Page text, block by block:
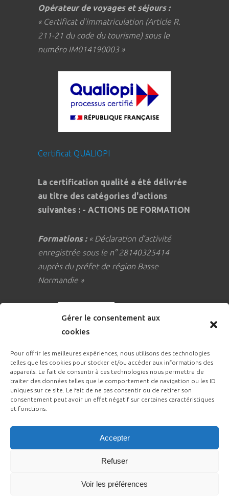
Gérer le consentement aux
cookies
Pour offrir les meilleures expériences, nous utilisons des technologies
telles que les cookies pour stocker et/ou accéder aux informations des
appareils. Le fait de consentir à ces technologies nous permettra de
traiter des données telles que le comportement de navigation ou les ID
uniques sur ce site. Le fait de ne pas consentir ou de retirer son
consentement peut avoir un effet négatif sur certaines caractéristiques
et fonctions.
Accepter
Refuser
Voir les préférences
Opérateur de voyages et séjours :
« Certificat d'immatriculation (Article R.
211-21 du code du tourisme) sous le
numéro IM014190003 »
Certificat QUALIOPI
La certification qualité a été délivrée
au titre des catégories d'actions
suivantes : - ACTIONS DE FORMATION
Formations : « Déclaration d’activité
enregistrée sous le n° 28140325414
auprès du préfet de région Basse
Normandie »
Copyrights 2020 © A Caen La Forme –
Mentions Légales –CGV
Intérieur